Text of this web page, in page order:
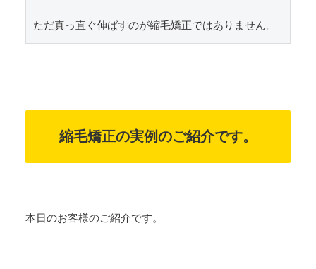
ただ真っ直ぐ伸ばすのが縮毛矯正ではありません。
縮毛矯正の実例のご紹介です。
本日のお客様のご紹介です。